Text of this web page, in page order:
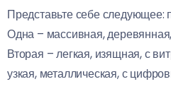
Представьте себе следующее:
Одна – массивная,
Вторая – легкая, изящная, с
узкая, металлическая, с